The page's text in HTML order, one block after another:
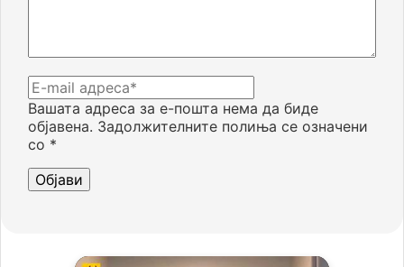
Вашата адреса за е-пошта нема да биде
објавена. Задолжителните полиња се означени
со *